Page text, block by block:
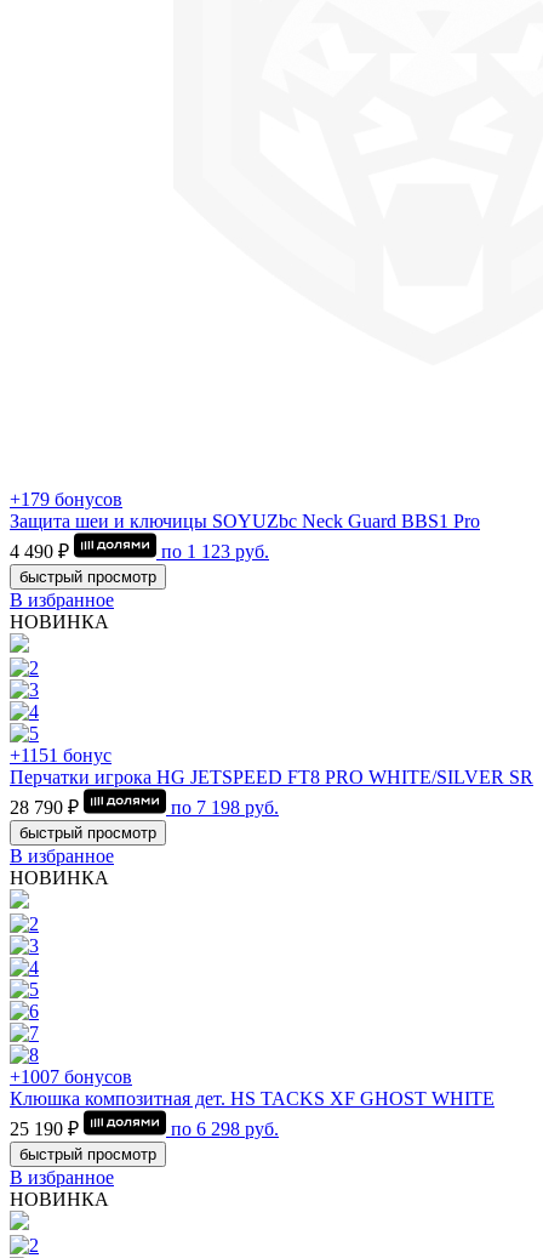
+179 бонусов
Защита шеи и ключицы SOYUZbc Neck Guard BBS1 Pro
4 490 ₽
по 1 123 руб.
быстрый просмотр
В избранное
НОВИНКА
+1151 бонус
Перчатки игрока HG JETSPEED FT8 PRO WHITE/SILVER SR
28 790 ₽
по 7 198 руб.
быстрый просмотр
В избранное
НОВИНКА
+1007 бонусов
Клюшка композитная дет. HS TACKS XF GHOST WHITE
25 190 ₽
по 6 298 руб.
быстрый просмотр
В избранное
НОВИНКА